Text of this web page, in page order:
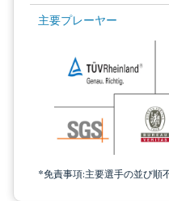
主要プレーヤー
*免責事項:主要選手の並び順
画像 © Mordor Intelligence。